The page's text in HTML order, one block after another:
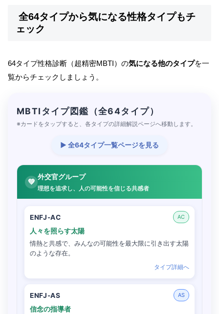
全64タイプから気になる性格タイプもチ
ェック
64タイプ性格診断（超精密MBTI）の気になる他のタイプを一
覧からチェックしましょう。
MBTIタイプ図鑑（全64タイプ）
※カードをタップすると、各タイプの詳細解説ページへ移動します。
▶ 全64タイプ一覧ページを見る
💚
外交官グループ
理想を追求し、人の可能性を信じる共感者
ENFJ-AC AC
人々を照らす太陽
情熱と共感で、みんなの可能性を最大限に引き出す太陽
のような存在。
タイプ詳細へ
ENFJ-AS AS
信念の指導者